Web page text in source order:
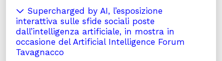
Supercharged by AI, l’esposizione
interattiva sulle sfide sociali poste
dall’intelligenza artificiale, in mostra in
occasione del Artificial Intelligence Forum
Tavagnacco